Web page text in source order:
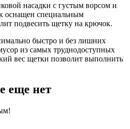
насадки с густым ворсом и
оснащен специальным
подвесить щетку на крючок.
быстро и без лишних
из самых труднодоступных
вес щетки позволит выполнить
еще нет